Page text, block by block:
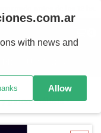
y psicoanálisis -
with news and
Allow